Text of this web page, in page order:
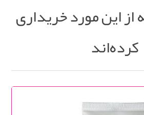
این مورد خریداری
کرده‌اند